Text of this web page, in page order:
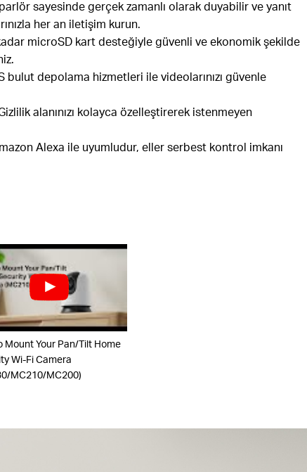
sayesinde gerçek zamanlı olarak duyabilir ve yanıt
her an iletişim kurun.
microSD kart desteğiyle güvenli ve ekonomik şekilde
bulut depolama hizmetleri ile videolarınızı güvenle
alanınızı kolayca özelleştirerek istenmeyen
Alexa ile uyumludur, eller serbest kontrol imkanı
Mount Your Pan/Tilt Home
Wi-Fi Camera
MC210/MC200)